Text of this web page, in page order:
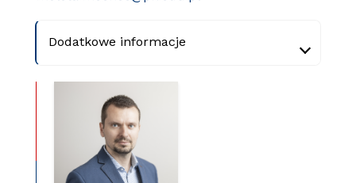
Dodatkowe informacje